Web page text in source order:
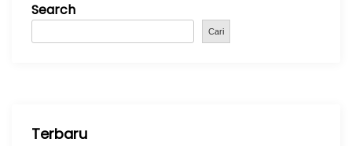
Search
Cari
Terbaru